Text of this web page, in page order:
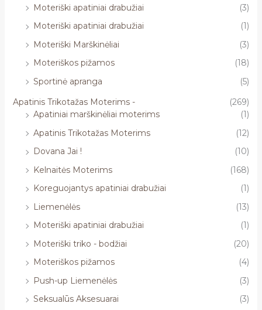
Moteriški apatiniai drabužiai
(3)
Moteriški apatiniai drabužiai
(1)
Moteriški Marškinėliai
(3)
Moteriškos pižamos
(18)
Sportinė apranga
(5)
Apatinis Trikotažas Moterims -
(269)
Apatiniai marškinėliai moterims
(1)
Apatinis Trikotažas Moterims
(12)
Dovana Jai !
(10)
Kelnaitės Moterims
(168)
Koreguojantys apatiniai drabužiai
(1)
Liemenėlės
(13)
Moteriški apatiniai drabužiai
(1)
Moteriški triko - bodžiai
(20)
Moteriškos pižamos
(4)
Push-up Liemenėlės
(3)
Seksualūs Aksesuarai
(3)